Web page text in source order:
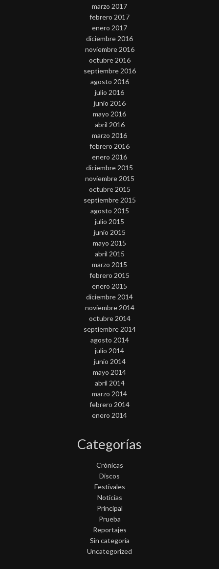
marzo 2017
febrero 2017
enero 2017
diciembre 2016
noviembre 2016
octubre 2016
septiembre 2016
agosto 2016
julio 2016
junio 2016
mayo 2016
abril 2016
marzo 2016
febrero 2016
enero 2016
diciembre 2015
noviembre 2015
octubre 2015
septiembre 2015
agosto 2015
julio 2015
junio 2015
mayo 2015
abril 2015
marzo 2015
febrero 2015
enero 2015
diciembre 2014
noviembre 2014
octubre 2014
septiembre 2014
agosto 2014
julio 2014
junio 2014
mayo 2014
abril 2014
marzo 2014
febrero 2014
enero 2014
Categorías
Crónicas
Discos
Festivales
Noticias
Principal
Prueba
Reportajes
Sin categoría
Uncategorized